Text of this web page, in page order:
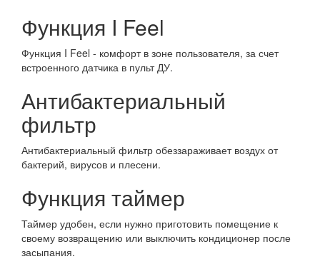
Функция I Feel
Функция I Feel - комфорт в зоне пользователя, за счет
встроенного датчика в пульт ДУ.
Антибактериальный
фильтр
Антибактериальный фильтр обеззараживает воздух от
бактерий, вирусов и плесени.
Функция таймер
Таймер удобен, если нужно приготовить помещение к
своему возвращению или выключить кондиционер после
засыпания.